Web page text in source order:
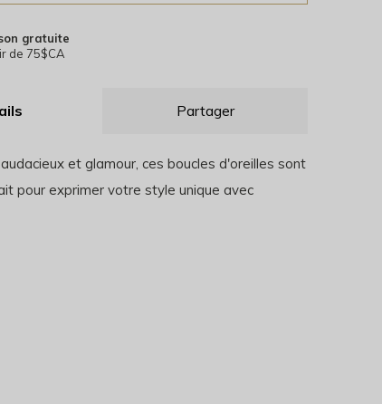
gratuite
de 75$CA
Partager
et glamour, ces boucles d'oreilles sont
pour exprimer votre style unique avec